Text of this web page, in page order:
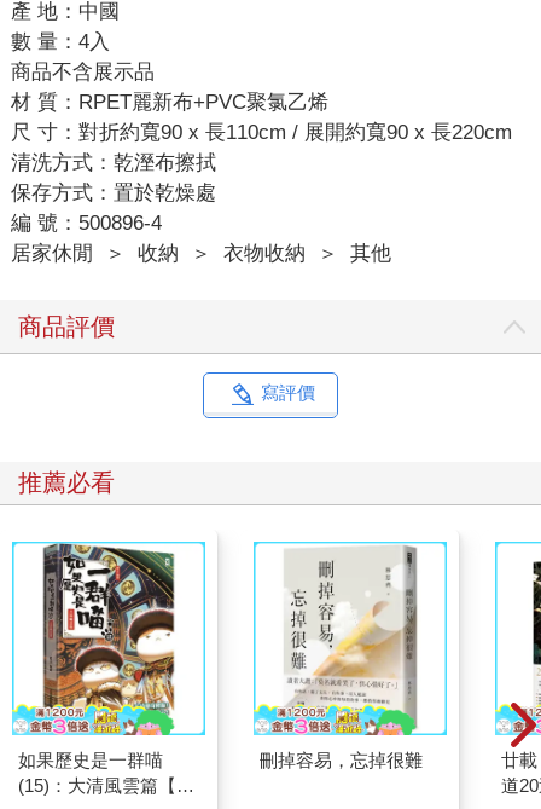
產 地：中國
數 量：4入
商品不含展示品
材 質：RPET麗新布+PVC聚氯乙烯
尺 寸：對折約寬90 x 長110cm / 展開約寬90 x 長220cm
清洗方式：乾溼布擦拭
保存方式：置於乾燥處
編 號：500896-4
居家休閒
＞ 收納 ＞ 衣物收納 ＞ 其他
商品評價
寫評價
推薦必看
如果歷史是一群喵
(15)：大清風雲篇【萌
刪掉容易，忘掉很難
廿
道